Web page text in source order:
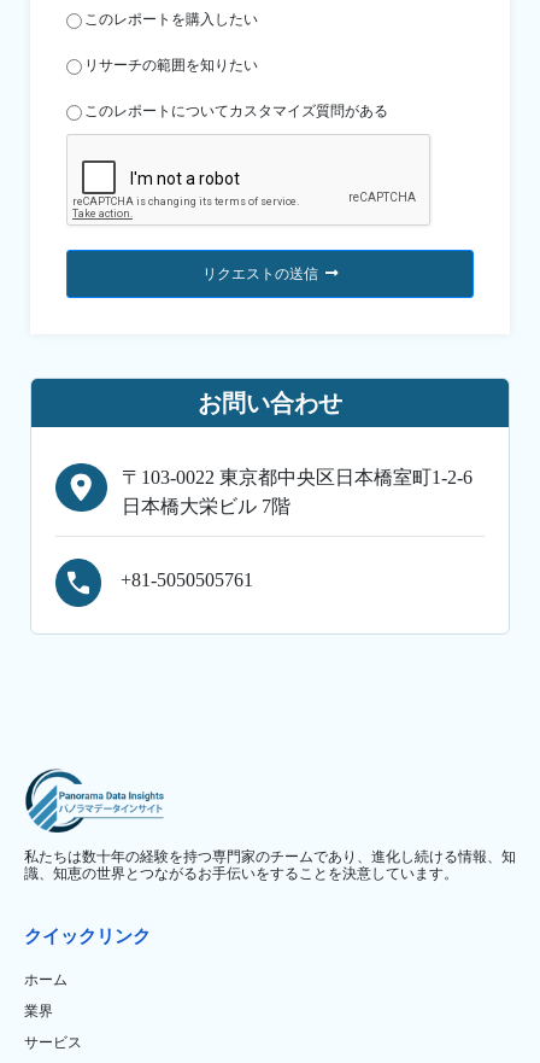
このレポートを購入したい
リサーチの範囲を知りたい
このレポートについてカスタマイズ質問がある
リクエストの送信
お問い合わせ
〒103-0022 東京都中央区日本橋室町1-2-6
日本橋大栄ビル 7階
+81-5050505761
私たちは数十年の経験を持つ専門家のチームであり、進化し続ける情報、知
識、知恵の世界とつながるお手伝いをすることを決意しています。
クイックリンク
ホーム
業界
サービス